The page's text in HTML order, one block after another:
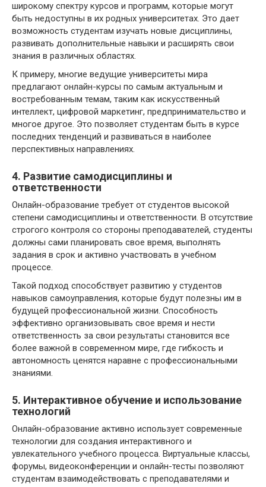
широкому спектру курсов и программ, которые могут
быть недоступны в их родных университетах. Это дает
возможность студентам изучать новые дисциплины,
развивать дополнительные навыки и расширять свои
знания в различных областях.
К примеру, многие ведущие университеты мира
предлагают онлайн-курсы по самым актуальным и
востребованным темам, таким как искусственный
интеллект, цифровой маркетинг, предпринимательство и
многое другое. Это позволяет студентам быть в курсе
последних тенденций и развиваться в наиболее
перспективных направлениях.
4. Развитие самодисциплины и
ответственности
Онлайн-образование требует от студентов высокой
степени самодисциплины и ответственности. В отсутствие
строгого контроля со стороны преподавателей, студенты
должны сами планировать свое время, выполнять
задания в срок и активно участвовать в учебном
процессе.
Такой подход способствует развитию у студентов
навыков самоуправления, которые будут полезны им в
будущей профессиональной жизни. Способность
эффективно организовывать свое время и нести
ответственность за свои результаты становится все
более важной в современном мире, где гибкость и
автономность ценятся наравне с профессиональными
знаниями.
5. Интерактивное обучение и использование
технологий
Онлайн-образование активно использует современные
технологии для создания интерактивного и
увлекательного учебного процесса. Виртуальные классы,
форумы, видеоконференции и онлайн-тесты позволяют
студентам взаимодействовать с преподавателями и